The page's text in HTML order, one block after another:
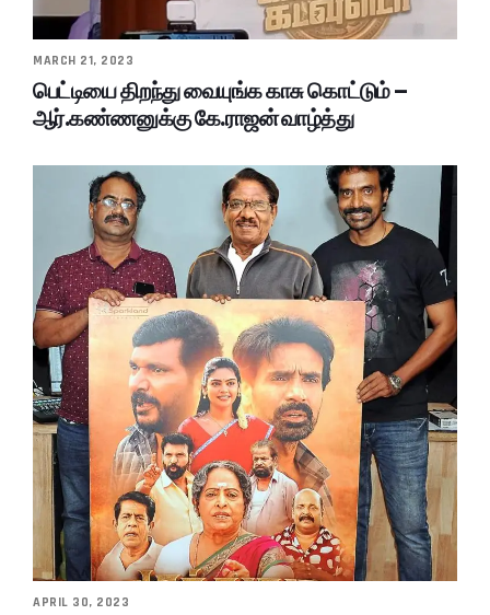
MARCH 21, 2023
பெட்டியை திறந்து வையுங்க காசு கொட்டும் –
ஆர்.கண்ணனுக்கு கே.ராஜன் வாழ்த்து
APRIL 30, 2023